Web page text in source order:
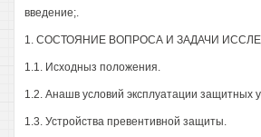
введение;.
1. СОСТОЯНИЕ ВОПРОСА И ЗАДАЧИ
1.1. Исходныз положения.
1.2. Анашв условий эксплуатации защитных
1.3. Устройства превентивной защиты.